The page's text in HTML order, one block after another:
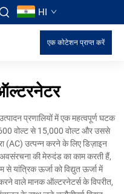
HI
एक कोटेशन प्राप्त करें
प्रणालियों में एक महत्वपूर्ण घटक
वोल्ट से 15,000 वोल्ट और उससे
(AC) उत्पन्न करने के लिए डिज़ाइन
की मेरुदंड का काम करती हैं,
से यांत्रिक ऊर्जा को विद्युत ऊर्जा में
वाले मानक ऑल्टरनेटर्स के विपरीत,